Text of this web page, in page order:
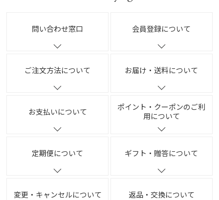
問い合わせ窓口 会員登録について
ご注文方法について お届け・送料について
お支払いについて
ポイント・クーポンのご利
用について
定期便について ギフト・贈答について
変更・キャンセルについて 返品・交換について